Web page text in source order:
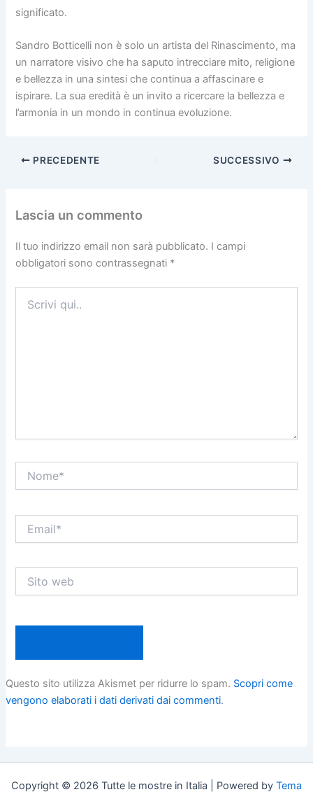
significato.
Sandro Botticelli non è solo un artista del Rinascimento, ma
un narratore visivo che ha saputo intrecciare mito, religione
e bellezza in una sintesi che continua a affascinare e
ispirare. La sua eredità è un invito a ricercare la bellezza e
l’armonia in un mondo in continua evoluzione.
PRECEDENTE SUCCESSIVO
Lascia un commento
Il tuo indirizzo email non sarà pubblicato. I campi
obbligatori sono contrassegnati *
qui..
web
Questo sito utilizza Akismet per ridurre lo spam. Scopri come
vengono elaborati i dati derivati dai commenti.
Copyright © 2026 Tutte le mostre in Italia | Powered by Tema